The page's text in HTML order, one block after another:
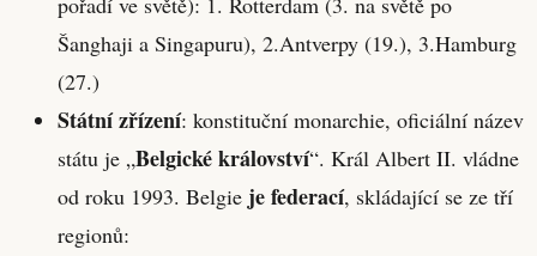
Šanghaji a Singapuru), 2.Antverpy (19.), 3.Hamburg
(27.)
Státní zřízení: konstituční monarchie, oficiální název
státu je „Belgické království“. Král Albert II. vládne
od roku 1993. Belgie je federací, skládající se ze tří
regionů: